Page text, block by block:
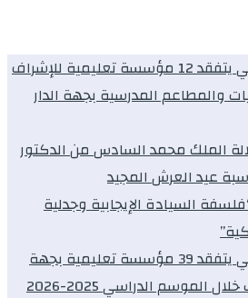
الدكتور نوفل كديلي يتفقد 12 مؤسسة تعليمية للإشراف
والمطاعم المدرسية بجهة الدار
الملك محمد السادس من الدكتور
عيد العرش المجيد
السيادة الإيجابية وجدلية
الدكتور نوفل كديلي يتفقد 39 مؤسسة تعليمية بجهة
الموسم الدراسي 2025-2026